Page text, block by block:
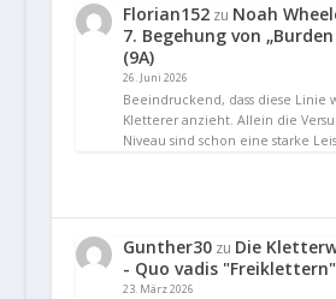
Florian152zu Noah
7. Begehung von
(9A)
26. Juni 2026
Beeindruckend, dass diese Linie
Kletterer anzieht. Allein die
Niveau sind schon eine starke
Gunther30zu Die
- Quo vadis
23. März 2026